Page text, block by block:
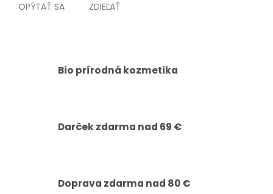
OPÝTAŤ SA ZDIEĽAŤ
Bio prírodná kozmetika
Darček zdarma nad 69 €
Doprava zdarma nad 80 €